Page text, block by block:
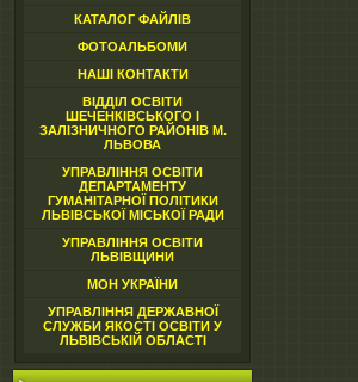
КАТАЛОГ ФАЙЛІВ
ФОТОАЛЬБОМИ
НАШІ КОНТАКТИ
ВІДДІЛ ОСВІТИ
ШЕЧЕНКІВСЬКОГО І
ЗАЛІЗНИЧНОГО РАЙОНІВ М.
ЛЬВОВА
УПРАВЛІННЯ ОСВІТИ
ДЕПАРТАМЕНТУ
ГУМАНІТАРНОЇ ПОЛІТИКИ
ЛЬВІВСЬКОЇ МІСЬКОЇ РАДИ
УПРАВЛІННЯ ОСВІТИ
ЛЬВІВЩИНИ
МОН УКРАЇНИ
УПРАВЛІННЯ ДЕРЖАВНОЇ
СЛУЖБИ ЯКОСТІ ОСВІТИ У
ЛЬВІВСЬКІЙ ОБЛАСТІ